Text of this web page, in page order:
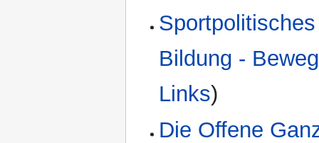
Bildung -
Links)
Die Offene